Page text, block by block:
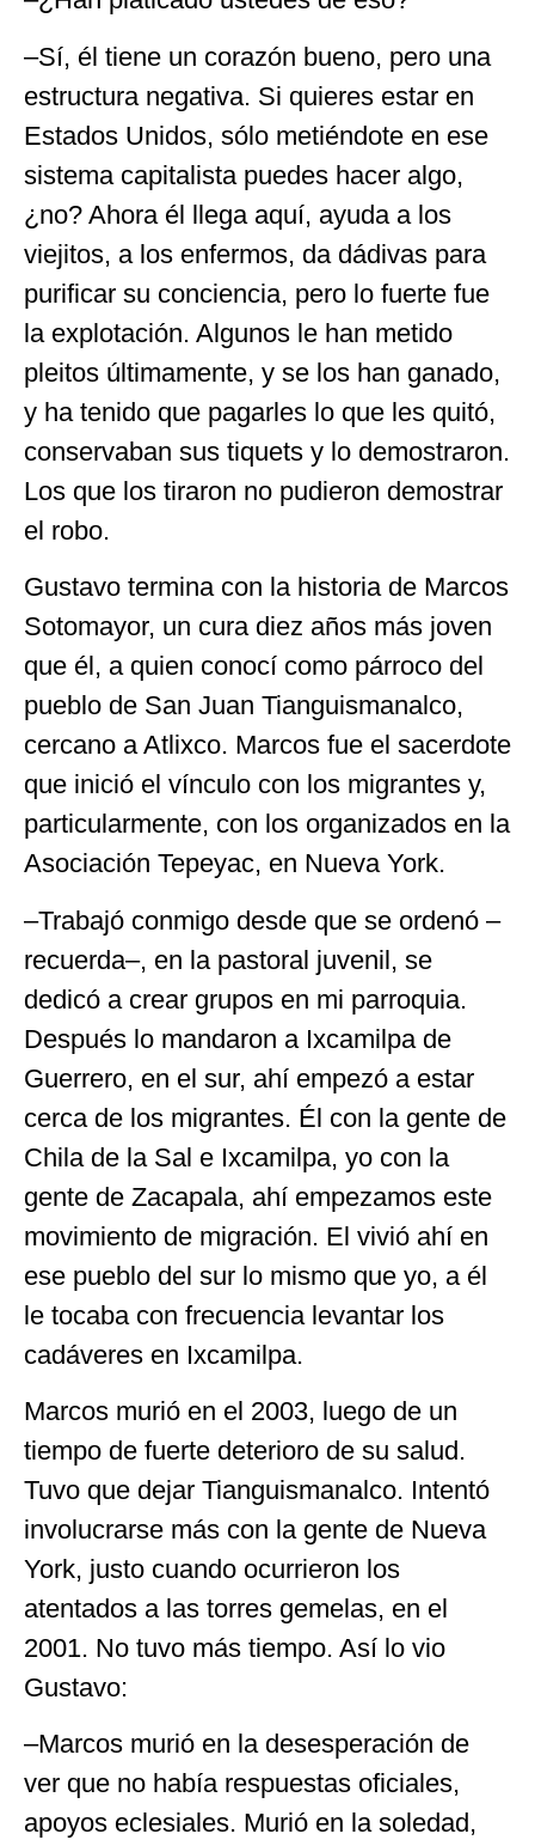
–Sí, él tiene un corazón bueno, pero una
estructura negativa. Si quieres estar en
Estados Unidos, sólo metiéndote en ese
sistema capitalista puedes hacer algo,
¿no? Ahora él llega aquí, ayuda a los
viejitos, a los enfermos, da dádivas para
purificar su conciencia, pero lo fuerte fue
la explotación. Algunos le han metido
pleitos últimamente, y se los han ganado,
y ha tenido que pagarles lo que les quitó,
conservaban sus tiquets y lo demostraron.
Los que los tiraron no pudieron demostrar
el robo.
Gustavo termina con la historia de Marcos
Sotomayor, un cura diez años más joven
que él, a quien conocí como párroco del
pueblo de San Juan Tianguismanalco,
cercano a Atlixco. Marcos fue el sacerdote
que inició el vínculo con los migrantes y,
particularmente, con los organizados en la
Asociación Tepeyac, en Nueva York.
–Trabajó conmigo desde que se ordenó –
recuerda–, en la pastoral juvenil, se
dedicó a crear grupos en mi parroquia.
Después lo mandaron a Ixcamilpa de
Guerrero, en el sur, ahí empezó a estar
cerca de los migrantes. Él con la gente de
Chila de la Sal e Ixcamilpa, yo con la
gente de Zacapala, ahí empezamos este
movimiento de migración. El vivió ahí en
ese pueblo del sur lo mismo que yo, a él
le tocaba con frecuencia levantar los
cadáveres en Ixcamilpa.
Marcos murió en el 2003, luego de un
tiempo de fuerte deterioro de su salud.
Tuvo que dejar Tianguismanalco. Intentó
involucrarse más con la gente de Nueva
York, justo cuando ocurrieron los
atentados a las torres gemelas, en el
2001. No tuvo más tiempo. Así lo vio
Gustavo:
–Marcos murió en la desesperación de
ver que no había respuestas oficiales,
apoyos eclesiales. Murió en la soledad,